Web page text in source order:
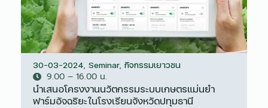
30-03-2024, Seminar, กิจกรรมเยาวชน
9.00 – 16.00 น.
นำเสนอโครงงานนวัตกรรมระบบเกษตรแม่นยำ
ฟาร์มอัจฉริยะในโรงเรียนจังหวัดปทุมธานี